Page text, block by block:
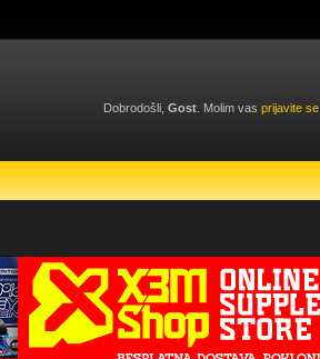
Dobrodošli, Gost . Molim vas prijavite se